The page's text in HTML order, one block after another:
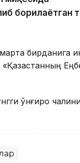
борилаётган
бирданига
қўнғироқ